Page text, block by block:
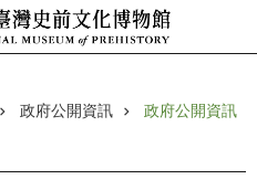
政府公開資訊 政府公開資訊